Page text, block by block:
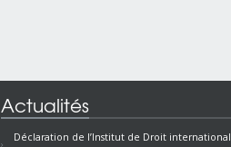
Actualités
Déclaration de l’Institut de Droit international